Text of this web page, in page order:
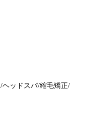
/ヘッドスパ/縮毛矯正/